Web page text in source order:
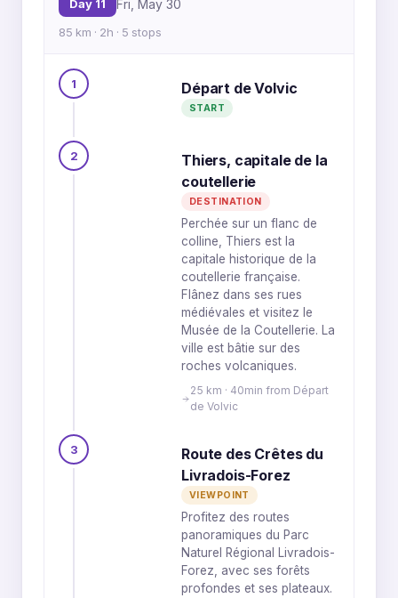
Day 11 Fri, May 30
85 km · 2h · 5 stops
1 Départ de Volvic
START
2
Thiers, capitale de la
coutellerie
DESTINATION
Perchée sur un flanc de
colline, Thiers est la
capitale historique de la
coutellerie française.
Flânez dans ses rues
médiévales et visitez le
Musée de la Coutellerie. La
ville est bâtie sur des
roches volcaniques.
25 km · 40min from Départ
de Volvic
3
Route des Crêtes du
Livradois-Forez
VIEWPOINT
Profitez des routes
panoramiques du Parc
Naturel Régional Livradois-
Forez, avec ses forêts
profondes et ses plateaux.